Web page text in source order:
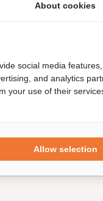
info 2:met
About cookies
social media
and analytics
your use of their
Allow selection